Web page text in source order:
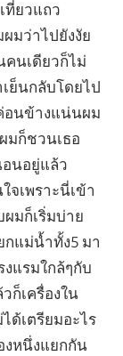
ที่ยวแถว
มว่าไปยังงัย
คนเดียวก็ไม่
ย็นกลับโดยไป
อนข้างแน่นผม
มก็ชวนเธอ
นอยู่แล้ว
จเพราะนี่เข้า
มก็เริ่มบ่าย
กแม่น้ำทั้ง5 มา
แรมใกล้ๆกับ
ก็เครื่องใน
ด้เตรียมอะไร
งหนึ่งแยกกัน